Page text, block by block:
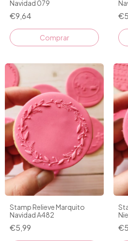
Navidad 079
€9,64
Comprar
Stamp Relieve Marquito
Navidad A482
€5,99